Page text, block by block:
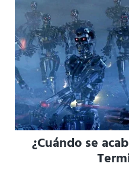
¿Cuándo se